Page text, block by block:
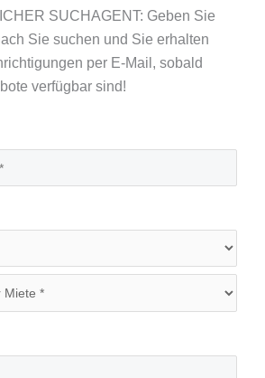
SUCHAGENT: Geben Sie
Sie suchen und Sie erhalten
per E-Mail, sobald
verfügbar sind!